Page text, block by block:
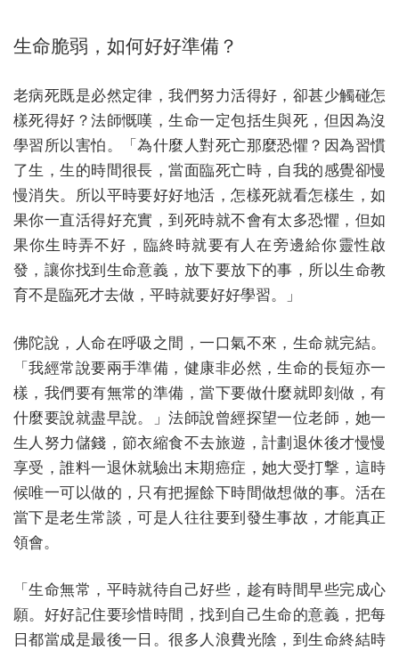
生命脆弱，如何好好準備？
老病死既是必然定律，我們努力活得好，卻甚少觸碰怎
樣死得好？法師慨嘆，生命一定包括生與死，但因為沒
學習所以害怕。「為什麼人對死亡那麼恐懼？因為習慣
了生，生的時間很長，當面臨死亡時，自我的感覺卻慢
慢消失。所以平時要好好地活，怎樣死就看怎樣生，如
果你一直活得好充實，到死時就不會有太多恐懼，但如
果你生時弄不好，臨終時就要有人在旁邊給你靈性啟
發，讓你找到生命意義，放下要放下的事，所以生命教
育不是臨死才去做，平時就要好好學習。」
佛陀說，人命在呼吸之間，一口氣不來，生命就完結。
「我經常說要兩手準備，健康非必然，生命的長短亦一
樣，我們要有無常的準備，當下要做什麼就即刻做，有
什麼要說就盡早說。」法師說曾經探望一位老師，她一
生人努力儲錢，節衣縮食不去旅遊，計劃退休後才慢慢
享受，誰料一退休就驗出末期癌症，她大受打撃，這時
候唯一可以做的，只有把握餘下時間做想做的事。活在
當下是老生常談，可是人往往要到發生事故，才能真正
領會。
「生命無常，平時就待自己好些，趁有時間早些完成心
願。好好記住要珍惜時間，找到自己生命的意義，把每
日都當成是最後一日。很多人浪費光陰，到生命終結時